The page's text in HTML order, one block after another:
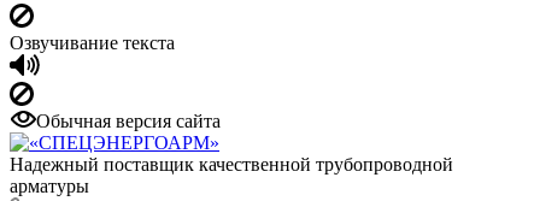
Озвучивание текста
Обычная версия сайта
Надежный поставщик качественной трубопроводной
арматуры